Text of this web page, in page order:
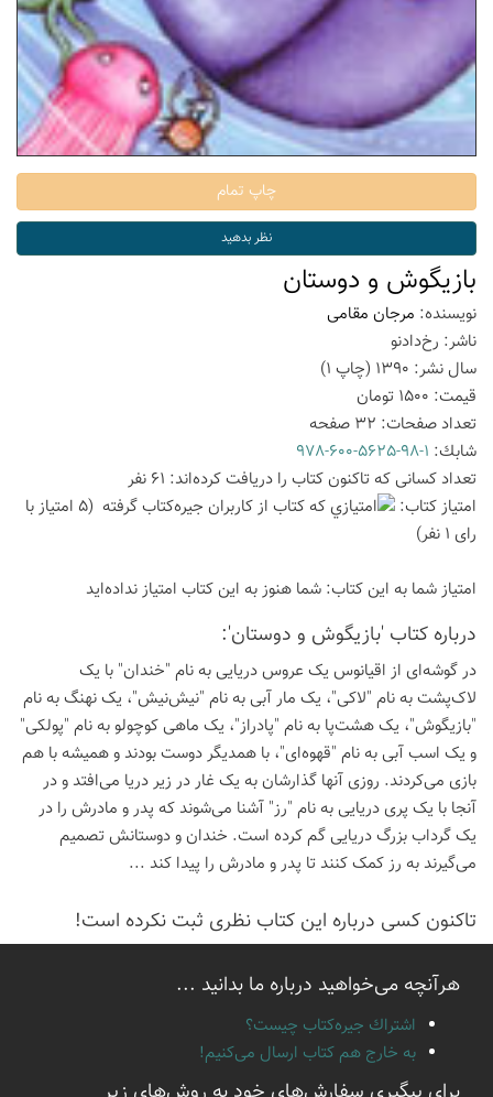
بازیگوش و دوستان
نویسنده: مرجان مقامی
ناشر: رخ‌دادنو
سال نشر: 1390 (چاپ 1
)
قیمت: 1500 تومان
تعداد صفحات: 32 صفحه
شابك: 978-600-5625-98-1
تعداد كسانی كه تاكنون كتاب را دریافت كرده‌اند: 61 نفر
امتیاز كتاب:
(5 امتیاز با
رای 1 نفر)
امتیاز شما به این كتاب: شما هنوز به این كتاب امتیاز نداده‌اید
درباره كتاب 'بازیگوش و دوستان':
در گوشه‌ای از اقیانوس یک عروس دریایی به نام "خندان" با یک
لاک‌پشت به نام "لاکی"، یک مار آبی به نام "نیش‌نیش"، یک نهنگ به نام
"بازیگوش"، یک هشت‌پا به نام "پادراز"، یک ماهی کوچولو به نام "پولکی"
و یک اسب آبی به نام "قهوه‌ای"، با همدیگر دوست بودند و همیشه با هم
بازی می‌کردند. روزی آنها گذارشان به یک غار در زیر دریا می‌افتد و در
آنجا با یک پری دریایی به نام "رز" آشنا می‌شوند که پدر و مادرش را در
یک گرداب بزرگ دریایی گم کرده است. خندان و دوستانش تصمیم
می‌گیرند به رز کمک کنند تا پدر و مادرش را پیدا کند ...
تاكنون كسی درباره این كتاب نظری ثبت نكرده است!
هرآنچه می‌خواهید درباره ما بدانید ...
اشتراك جيره‌كتاب چيست؟
به خارج هم كتاب ارسال می‌كنیم!